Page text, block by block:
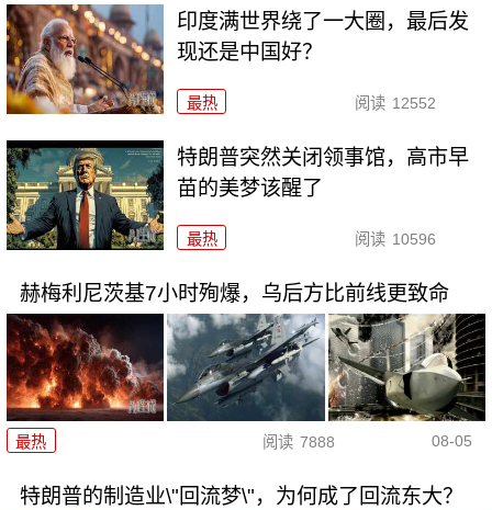
印度满世界绕了一大圈，最后发
现还是中国好？
最热 阅读 12552
特朗普突然关闭领事馆，高市早
苗的美梦该醒了
最热 阅读 10596
赫梅利尼茨基7小时殉爆，乌后方比前线更致命
最热 阅读 7888 08-05
特朗普的制造业\"回流梦\"，为何成了回流东大？